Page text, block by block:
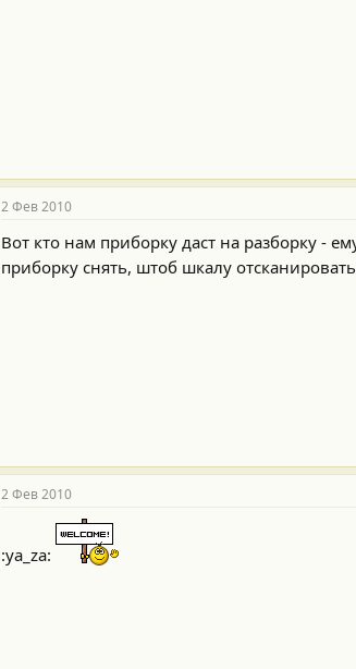
2 Фев 2010
Вот кто нам приборку даст на разборку -
приборку снять, штоб шкалу
2 Фев 2010
:ya_za: